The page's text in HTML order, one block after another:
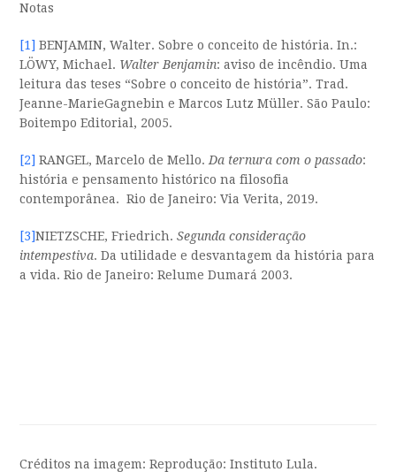
Notas
[1] BENJAMIN, Walter. Sobre o conceito de história. In.:
LÖWY, Michael. Walter Benjamin: aviso de incêndio. Uma
leitura das teses “Sobre o conceito de história”. Trad.
Jeanne-MarieGagnebin e Marcos Lutz Müller. São Paulo:
Boitempo Editorial, 2005.
[2] RANGEL, Marcelo de Mello. Da ternura com o passado:
história e pensamento histórico na filosofia
contemporânea. Rio de Janeiro: Via Verita, 2019.
[3]NIETZSCHE, Friedrich.Segunda consideração
intempestiva. Da utilidade e desvantagem da história para
a vida. Rio de Janeiro: Relume Dumará 2003.
Créditos na imagem: Reprodução: Instituto Lula.